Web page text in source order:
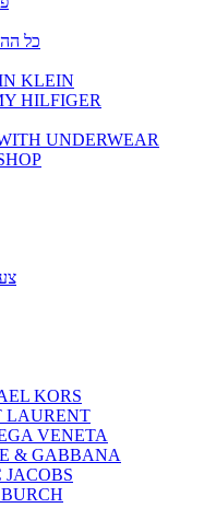
כל
KLEIN
HILFIGER
UNDERWEAR
KORS
LAURENT
VENETA
& GABBANA
JACOBS